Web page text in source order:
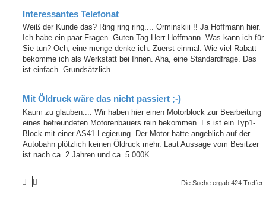
Interessantes Telefonat
Weiß der Kunde das? Ring ring ring.... Orminskiii !! Ja Hoffmann hier.
Ich habe ein paar Fragen. Guten Tag Herr Hoffmann. Was kann ich für
Sie tun? Och, eine menge denke ich. Zuerst einmal. Wie viel Rabatt
bekomme ich als Werkstatt bei Ihnen. Aha, eine Standardfrage. Das
ist einfach. Grundsätzlich ...
Mit Öldruck wäre das nicht passiert ;-)
Kaum zu glauben.... Wir haben hier einen Motorblock zur Bearbeitung
eines befreundeten Motorenbauers rein bekommen. Es ist ein Typ1-
Block mit einer AS41-Legierung. Der Motor hatte angeblich auf der
Autobahn plötzlich keinen Öldruck mehr. Laut Aussage vom Besitzer
ist nach ca. 2 Jahren und ca. 5.000K...
Die Suche ergab 424 Treffer